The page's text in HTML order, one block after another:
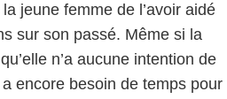
jeune femme de l’avoir aidé
sur son passé. Même si la
n’a aucune intention de
encore besoin de temps pour